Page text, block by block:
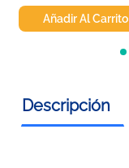
Añadir Al Carrito
Descripción